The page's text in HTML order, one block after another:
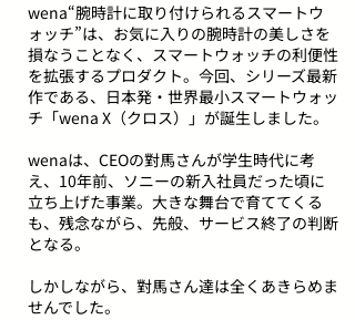
wena“腕時計に取り付けられるスマートウ
ォッチ”は、お気に入りの腕時計の美しさを
損なうことなく、スマートウォッチの利便性
を拡張するプロダクト。今回、シリーズ最新
作である、日本発・世界最小スマートウォッ
チ「wena X（クロス）」が誕生しました。
wenaは、CEOの對馬さんが学生時代に考
え、10年前、ソニーの新入社員だった頃に
立ち上げた事業。大きな舞台で育ててくる
も、残念ながら、先般、サービス終了の判断
となる。
しかしながら、對馬さん達は全くあきらめま
せんでした。